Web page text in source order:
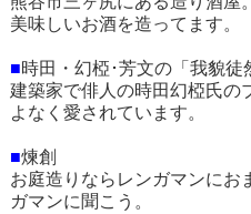
美味しいお酒を造ってます。
■時田・幻椏･芳文の「我貌徒
建築家で俳人の時田幻椏氏の
よなく愛されています。
■煉創
お庭造りならレンガマンにお
ガマンに聞こう。